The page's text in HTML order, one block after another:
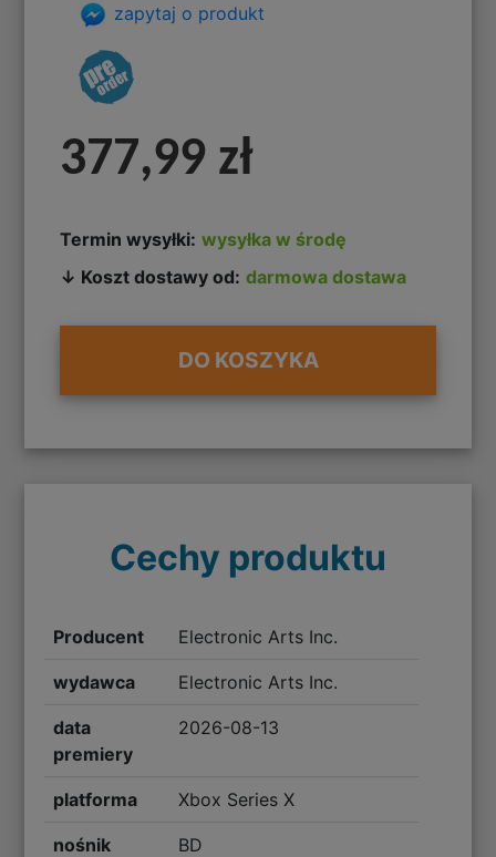
zapytaj o produkt
377,99 zł
Termin wysyłki: wysyłka w środę
↓ Koszt dostawy od: darmowa dostawa
DO KOSZYKA
Cechy produktu
Producent Electronic Arts Inc.
wydawca Electronic Arts Inc.
data
premiery
2026-08-13
platforma Xbox Series X
nośnik BD